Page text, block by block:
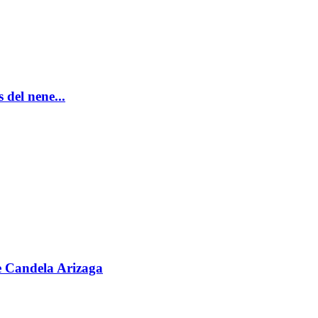
nene...
Candela Arizaga